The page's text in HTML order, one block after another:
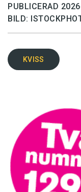
PUBLICERAD
BILD:
KVISS